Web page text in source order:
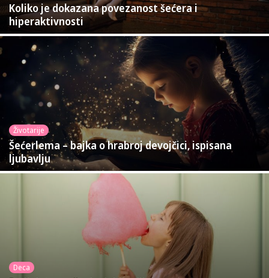
Koliko je dokazana povezanost šećera i
hiperaktivnosti
Životarije
Šećerlema – bajka o hrabroj devojčici, ispisana
ljubavlju
Deca